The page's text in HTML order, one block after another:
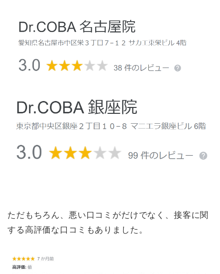
ただもちろん、悪い口コミがだけでなく、接客に関
する高評価な口コミもありました。